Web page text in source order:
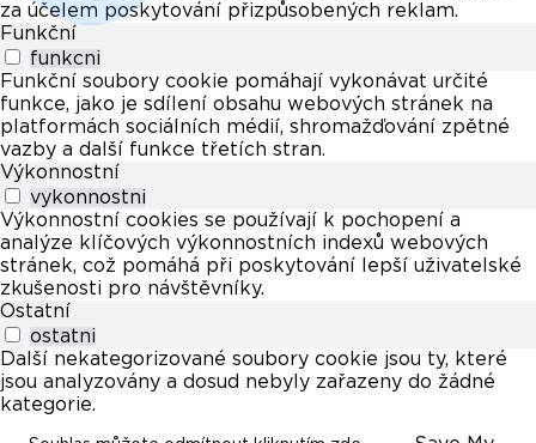
za účelem poskytování přizpůsobených reklam.
Funkční
funkcni
Funkční soubory cookie pomáhají vykonávat určité
funkce, jako je sdílení obsahu webových stránek na
platformách sociálních médií, shromažďování zpětné
vazby a další funkce třetích stran.
Výkonnostní
vykonnostni
Výkonnostní cookies se používají k pochopení a
analýze klíčových výkonnostních indexů webových
stránek, což pomáhá při poskytování lepší uživatelské
zkušenosti pro návštěvníky.
Ostatní
ostatni
Další nekategorizované soubory cookie jsou ty, které
jsou analyzovány a dosud nebyly zařazeny do žádné
kategorie.